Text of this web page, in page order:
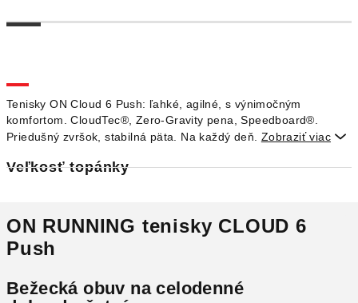
Tenisky ON Cloud 6 Push: ľahké, agilné, s výnimočným
komfortom. CloudTec®, Zero-Gravity pena, Speedboard®.
Priedušný zvršok, stabilná päta. Na každý deň. Zobraziť viac 
Veľkosť topánky
ON RUNNING tenisky CLOUD 6
Push
Bežecká obuv na celodenné